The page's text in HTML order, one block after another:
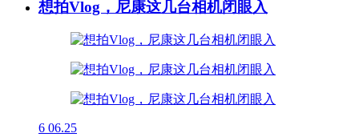
想拍Vlog，尼康这几台相机闭眼入
6 06.25